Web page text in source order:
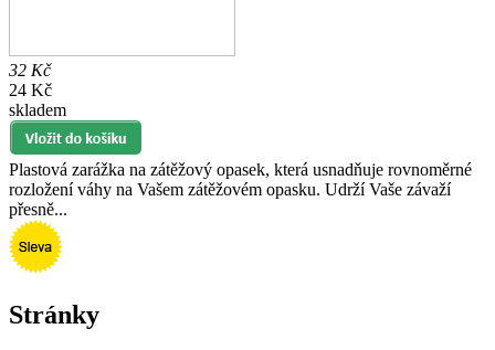
32 Kč
24 Kč
skladem
Plastová zarážka na zátěžový opasek, která usnadňuje rovnoměrné
rozložení váhy na Vašem zátěžovém opasku. Udrží Vaše závaží
přesně...
Stránky